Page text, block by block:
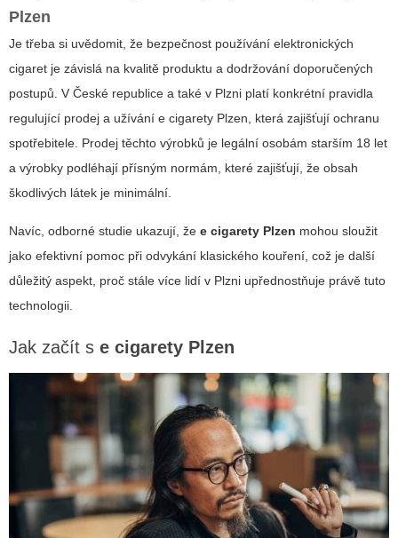
Plzen
Je třeba si uvědomit, že bezpečnost používání elektronických
cigaret je závislá na kvalitě produktu a dodržování doporučených
postupů. V České republice a také v Plzni platí konkrétní pravidla
regulující prodej a užívání e cigarety Plzen, která zajišťují ochranu
spotřebitele. Prodej těchto výrobků je legální osobám starším 18 let
a výrobky podléhají přísným normám, které zajišťují, že obsah
škodlivých látek je minimální.
Navíc, odborné studie ukazují, že e cigarety Plzen mohou sloužit
jako efektivní pomoc při odvykání klasického kouření, což je další
důležitý aspekt, proč stále více lidí v Plzni upřednostňuje právě tuto
technologii.
Jak začít s e cigarety Plzen